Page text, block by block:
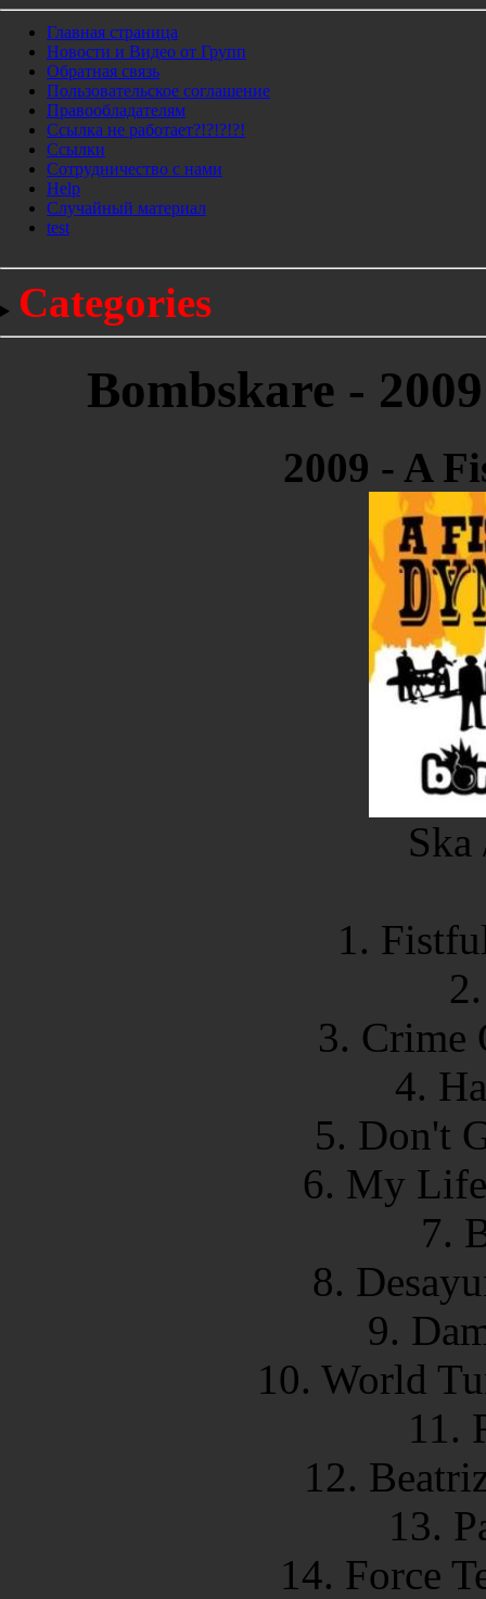
Главная страница
Новости и Видео от Групп
Обратная связь
Пользовательское соглашение
Правообладателям
Ссылка не работает?!?!?!?!
Ссылки
Сотрудничество с нами
Help
Cлучайный материал
test
Categories
Bombskare -
2009 - A
1.
3. Crime
4.
5. Don't
6. My
7.
8.
9.
10. World
11.
12.
13.
14. Force